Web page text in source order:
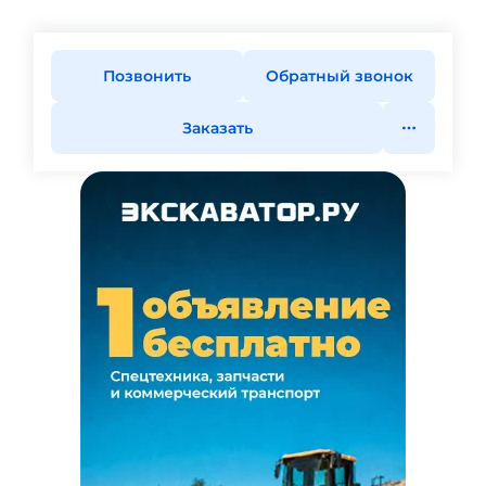
Позвонить Обратный звонок
Заказать